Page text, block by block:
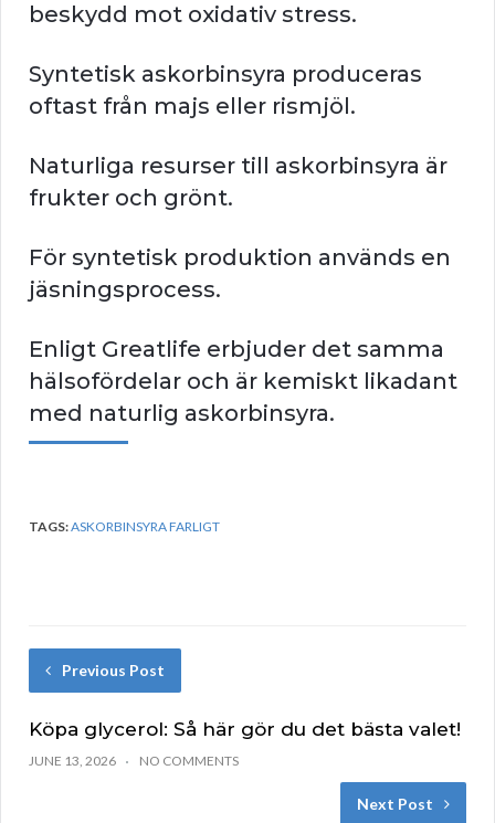
beskydd mot oxidativ stress.
Syntetisk askorbinsyra produceras
oftast från majs eller rismjöl.
Naturliga resurser till askorbinsyra är
frukter och grönt.
För syntetisk produktion används en
jäsningsprocess.
Enligt Greatlife erbjuder det samma
hälsofördelar och är kemiskt likadant
med naturlig askorbinsyra.
TAGS:ASKORBINSYRA FARLIGT
Previous Post
Köpa glycerol: Så här gör du det bästa valet!
JUNE 13, 2026 NO COMMENTS
Next Post